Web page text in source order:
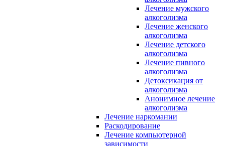
Лечение мужского
алкоголизма
Лечение женского
алкоголизма
Лечение детского
алкоголизма
Лечение пивного
алкоголизма
Детоксикация от
алкоголизма
Анонимное лечение
алкоголизма
Лечение наркомании
Раскодирование
Лечение компьютерной
зависимости